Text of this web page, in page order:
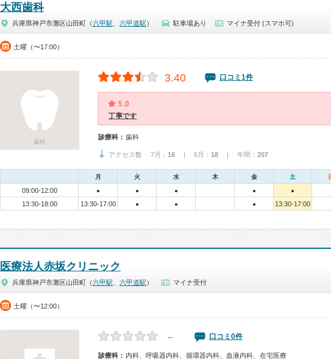
大西歯科
兵庫県神戸市灘区山田町（六甲駅 六甲道駅 ） 駐車場あり マイナ受付 (スマホ可)
土曜（〜17:00）
歯科
3.40 口コミ1件
5.0
丁寧です
診療科： 歯科
アクセス数 7月： 16 | 6月： 18 | 年間： 207
月 火 水 木 金 土
09:00-12:00 ● ● ● ● ●
13:30-18:00 13:30-17:00 ● ● ● 13:30-17:00
医療法人赤坂クリニック
兵庫県神戸市灘区山田町（六甲駅 六甲道駅 ） マイナ受付
土曜（〜12:00）
－ 口コミ0件
診療科： 内科、呼吸器内科、循環器内科、血液内科、在宅医療